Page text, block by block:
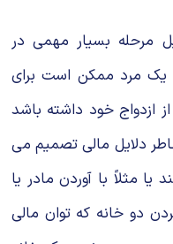
مرحله بسیار مهمی در
یک مرد ممکن است برای
ازدواج خود داشته باشد
دلایل مالی تصمیم می
مثلاً با آوردن مادر یا
دو خانه که توان مالی